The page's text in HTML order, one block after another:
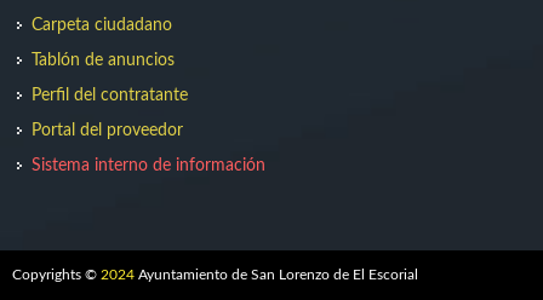
Carpeta ciudadano
Tablón de anuncios
Perfil del contratante
Portal del proveedor
Sistema interno de información
Copyrights © 2024 Ayuntamiento de San Lorenzo de El Escorial